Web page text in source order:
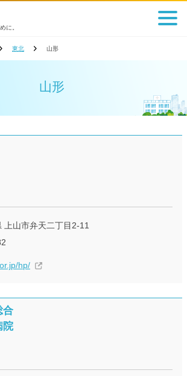
に。
東北 山形
山形
上山市弁天二丁目2-11
hp/
合
院